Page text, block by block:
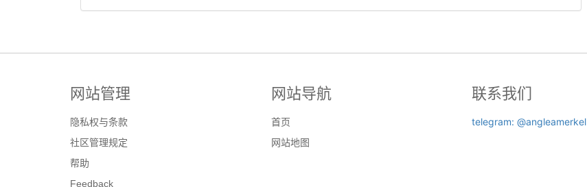
网站管理
隐私权与条款
社区管理规定
帮助
Feedback
网站导航
首页
网站地图
联系我们
telegram: @angleamerkel